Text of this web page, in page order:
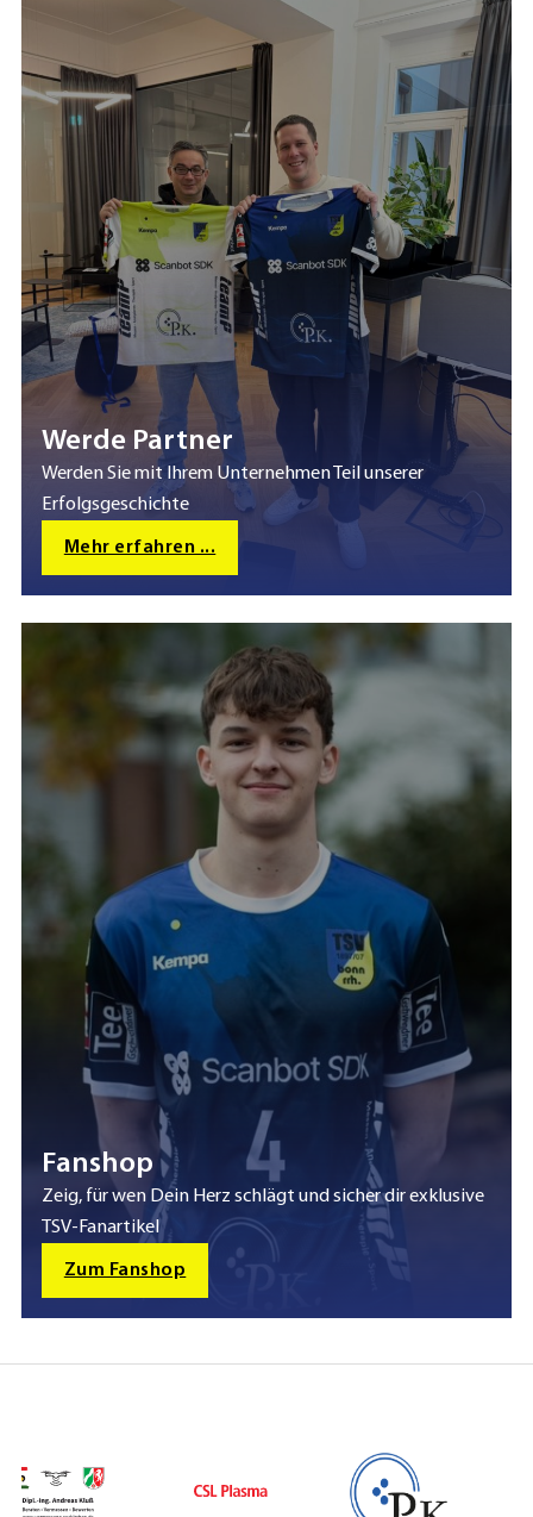
Werde Partner
Werden Sie mit Ihrem Unternehmen Teil unserer
Erfolgsgeschichte
Mehr erfahren ...
Fanshop
Zeig, für wen Dein Herz schlägt und sicher dir exklusive
TSV-Fanartikel
Zum Fanshop